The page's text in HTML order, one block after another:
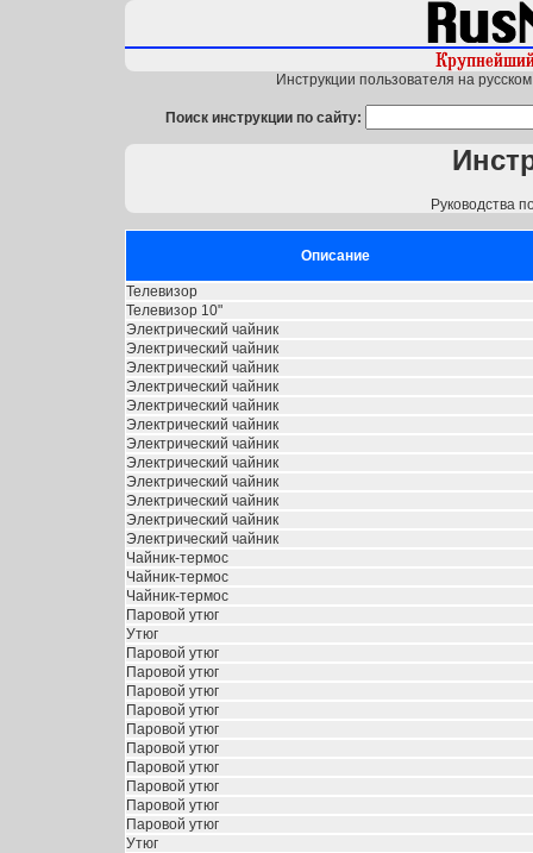
Инструкции пользователя на
Поиск инструкции по сайту:
Руководства
Описание
Телевизор
Телевизор 10"
Электрический чайник
Электрический чайник
Электрический чайник
Электрический чайник
Электрический чайник
Электрический чайник
Электрический чайник
Электрический чайник
Электрический чайник
Электрический чайник
Электрический чайник
Электрический чайник
Чайник-термос
Чайник-термос
Чайник-термос
Паровой утюг
Утюг
Паровой утюг
Паровой утюг
Паровой утюг
Паровой утюг
Паровой утюг
Паровой утюг
Паровой утюг
Паровой утюг
Паровой утюг
Паровой утюг
Утюг